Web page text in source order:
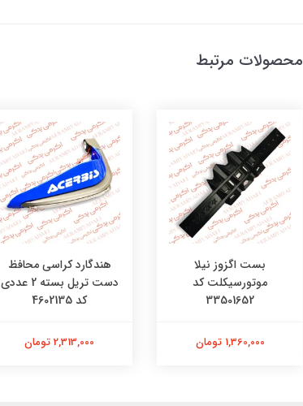
محصولات مرتبط
بست اگزوز نیلا
موتورسیکلت کد
33501652
1,360,000 تومان
هندگارد کراسی محافظ
دست تریل بسته 2 عددی
کد 4602135
2,313,000 تومان